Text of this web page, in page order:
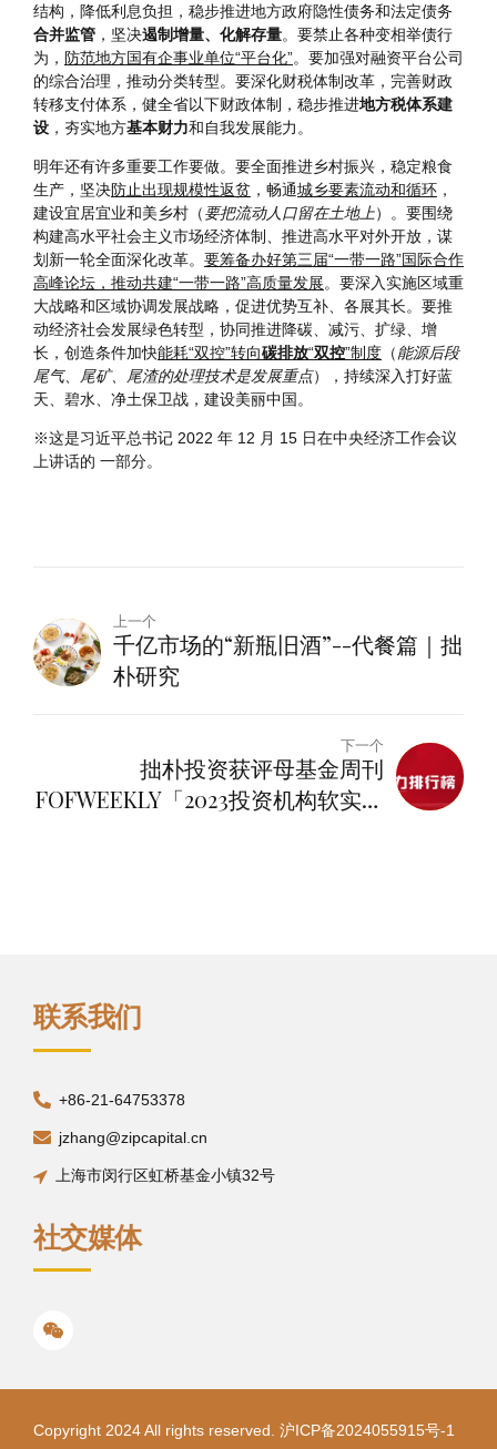
统一领导，深化金融体制改革。
三是防范化解地方政府债务风险。要压实省级政府防范化解隐
性债务 主体责任，加大存量隐性债务处置力度，优化债务期限
结构，降低利息负担，稳步推进地方政府隐性债务和法定债务
合并监管，坚决遏制增量、化解存量。要禁止各种变相举债行
的综合治理，推动分类转型。要深化财税体制改革，完善财政
转移支付体系，健全省以下财政体制，稳步推进地方税体系建
设，夯实地方基本财力 和自我发展能力。
明年还有许多重要工作要做。要全面推进乡村振兴，稳定粮食
生产，坚决 防止出现规模性返贫，畅通城乡要素流动和循环，
建设宜居宜业和美乡村（要把流动人口留在土地上）。要围绕
构建高水平社会主义市场经济体制、推进高水平对外开放，谋
划新一轮全面深化改革。要筹备办好第三届“一带一路”国际合作
高峰论坛，推动共建“一带一路”高质量发展
。要深入实施区域重
大战略和区域协调发展战略，促进优势互补、各展其长。要推
长，创造条件加快能耗“双控”转向 碳排放“双控”制度（能源后段
尾气、尾矿、尾渣的处理技术是发展重点
朴研究
联系我们
+86-21-64753378
jzhang@zipcapital.cn
社交媒体